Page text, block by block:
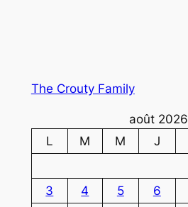
The Crouty Family
août 2026
L
M M J
3
4 5 6